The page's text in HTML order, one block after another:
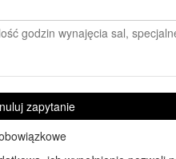
godzin wynajęcia sal,
zapytanie